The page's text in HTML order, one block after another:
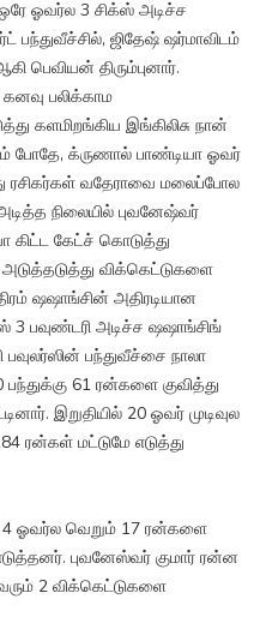
ஓவர்ல 3 சிக்ஸ் அடிச்ச
பந்துவீச்சில், ஜிதேஷ் ஷர்மாவிடம்
பெவியன் திரும்புனார்.
பலிக்காம
களமிறங்கிய இங்கிலிசு நான்
போதே, க்ருணால் பாண்டியா ஓவர்
ரசிகர்கள் வதேராவை மலைப்போல
நிலையில் புவனேஷ்வர்
கிட்ட கேட்ச் கொடுத்து
விக்கெட்டுகளை
ஷஷாங்சின் அதிரடியான
3 பவுண்டரி அடிச்ச ஷஷாங்சிங்
பந்துவீச்சை நாலா
பந்துக்கு 61 ரன்களை குவித்து
இறுதியில் 20 ஓவர் முடிவுல
ரன்கள் மட்டுமே எடுத்து
4 ஓவர்ல வெறும் 17 ரன்களை
புவனேஸ்வர் குமார் ரன்ன
2 விக்கெட்டுகளை